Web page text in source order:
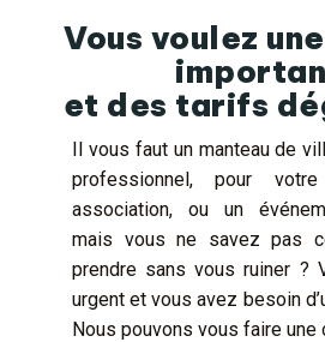
Vous voulez
et des tarifs
Il vous faut un manteau de
professionnel, pour
association, ou un
mais vous ne savez pas
prendre sans vous ruiner ?
urgent et vous avez besoin
Nous pouvons vous faire